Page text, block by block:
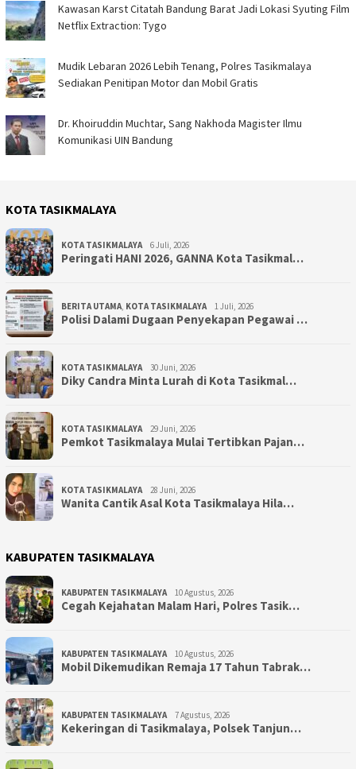
Kawasan Karst Citatah Bandung Barat Jadi Lokasi Syuting Film
Netflix Extraction: Tygo
Mudik Lebaran 2026 Lebih Tenang, Polres Tasikmalaya
Sediakan Penitipan Motor dan Mobil Gratis
Dr. Khoiruddin Muchtar, Sang Nakhoda Magister Ilmu
Komunikasi UIN Bandung
KOTA TASIKMALAYA
KOTA TASIKMALAYA 6 Juli, 2026
Peringati HANI 2026, GANNA Kota Tasikmal…
BERITA UTAMA KOTA TASIKMALAYA 1 Juli, 2026
Polisi Dalami Dugaan Penyekapan Pegawai …
KOTA TASIKMALAYA 30 Juni, 2026
Diky Candra Minta Lurah di Kota Tasikmal…
KOTA TASIKMALAYA 29 Juni, 2026
Pemkot Tasikmalaya Mulai Tertibkan Pajan…
KOTA TASIKMALAYA 28 Juni, 2026
Wanita Cantik Asal Kota Tasikmalaya Hila…
KABUPATEN TASIKMALAYA
KABUPATEN TASIKMALAYA 10 Agustus, 2026
Cegah Kejahatan Malam Hari, Polres Tasik…
KABUPATEN TASIKMALAYA 10 Agustus, 2026
Mobil Dikemudikan Remaja 17 Tahun Tabrak…
KABUPATEN TASIKMALAYA 7 Agustus, 2026
Kekeringan di Tasikmalaya, Polsek Tanjun…